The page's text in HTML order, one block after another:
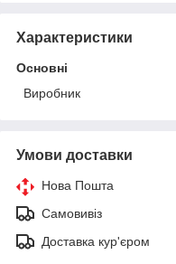
Характеристики
Основні
Виробник
Умови доставки
Нова Пошта
Самовивіз
Доставка кур'єром